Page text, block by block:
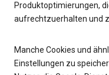
Produktoptimierungen,
aufrechtzuerhalten und
Manche Cookies und
Einstellungen zu